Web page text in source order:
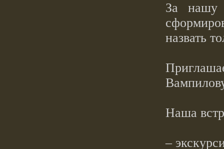
За нашу
назвать
Наша
–